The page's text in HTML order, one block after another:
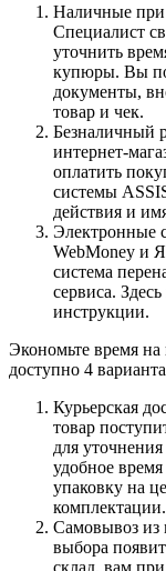
Наличные при
Специалист
уточнить
купюры. Вы
документы,
товар и чек.
Безналичный
интернет-
оплатить
системы
действия и
Электронные
WebMoney и
система
сервиса.
инструкции.
Экономьте время на
доступно 4
Курьерская
товар
для
удобное
упаковку на
комплектации.
Самовывоз из
выбора
склад, вам